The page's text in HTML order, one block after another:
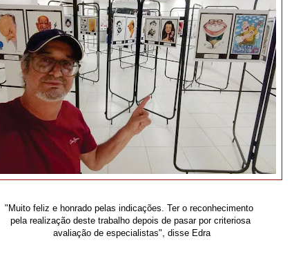
"Muito feliz e honrado pelas indicações. Ter o reconhecimento
pela realização deste trabalho depois de pasar por criteriosa
avaliação de especialistas", disse Edra